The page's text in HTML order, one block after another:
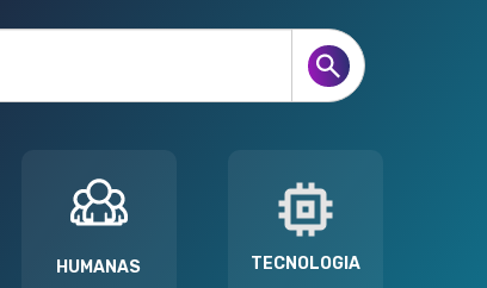
HUMANAS TECNOLOGIA